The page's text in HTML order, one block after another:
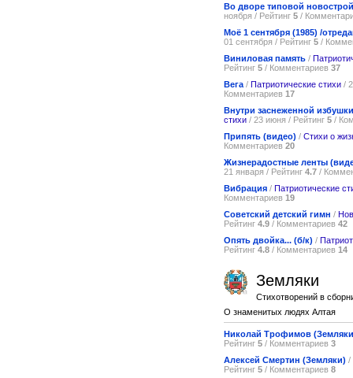
Во дворе типовой
ноября / Рейтинг 5 /
Моё 1 сентября (1985) /
01 сентября / Рейтинг 5 /
Виниловая память /
Рейтинг 5 / Комментариев 37
Вега / Патриотические стихи /
Комментариев 17
Внутри заснеженной
стихи / 23 июня / Рейтинг 5 /
Припять (видео) / Стихи о
Комментариев 20
Жизнерадостные ленты
21 января / Рейтинг 4.7 /
Вибрация / Патриотические
Комментариев 19
Советский детский гимн /
Рейтинг 4.9 / Комментариев 42
Опять двойка... (б/к) /
Рейтинг 4.8 / Комментариев 14
Земляки
Стихотворений в
О знаменитых людях Алтая
Николай Трофимов
Рейтинг 5 / Комментариев 3
Алексей Смертин (Земляки) /
Рейтинг 5 / Комментариев 8